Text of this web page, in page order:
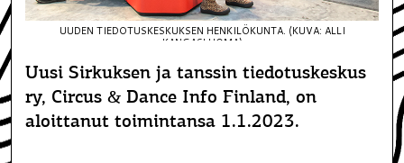
UUDEN TIEDOTUSKESKUKSEN HENKILÖKUNTA. (KUVA: ALLI
KANGASLUOMA)
Uusi Sirkuksen ja tanssin tiedotuskeskus
ry, Circus & Dance Info Finland, on
aloittanut toimintansa 1.1.2023.